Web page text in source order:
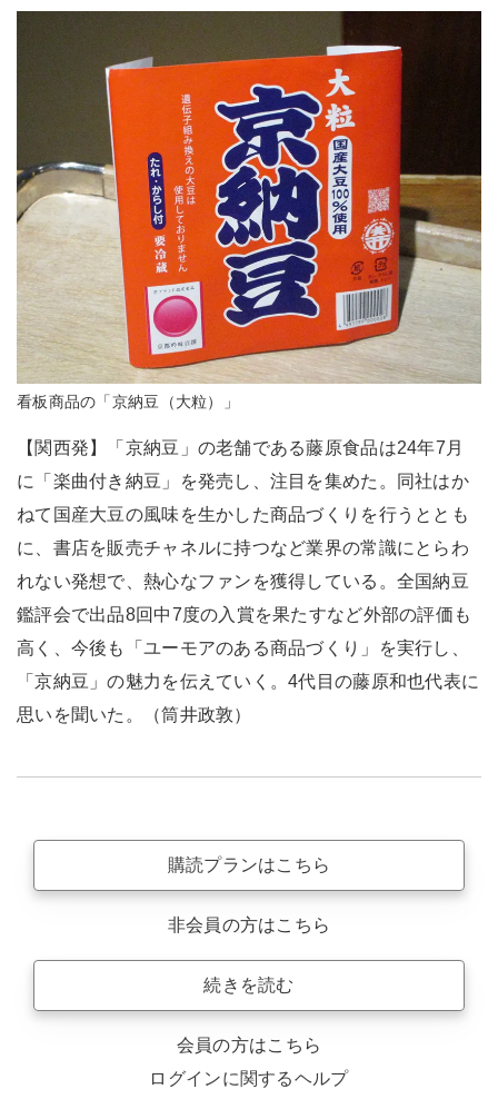
看板商品の「京納豆（大粒）」
【関西発】「京納豆」の老舗である藤原食品は24年7月
に「楽曲付き納豆」を発売し、注目を集めた。同社はか
ねて国産大豆の風味を生かした商品づくりを行うととも
に、書店を販売チャネルに持つなど業界の常識にとらわ
れない発想で、熱心なファンを獲得している。全国納豆
鑑評会で出品8回中7度の入賞を果たすなど外部の評価も
高く、今後も「ユーモアのある商品づくり」を実行し、
「京納豆」の魅力を伝えていく。4代目の藤原和也代表に
思いを聞いた。（筒井政敦）
購読プランはこちら
非会員の方はこちら
続きを読む
会員の方はこちら
ログインに関するヘルプ